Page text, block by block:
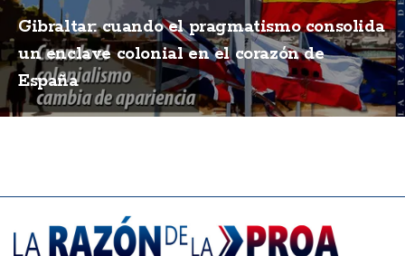
Gibraltar: cuando el pragmatismo consolida
un enclave colonial en el corazón de
España